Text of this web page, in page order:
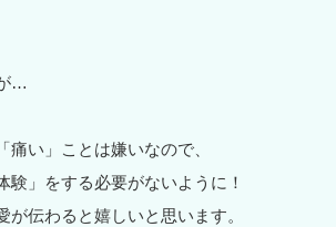
…
痛い」ことは嫌いなので、
験」をする必要がないように！
が伝わると嬉しいと思います。